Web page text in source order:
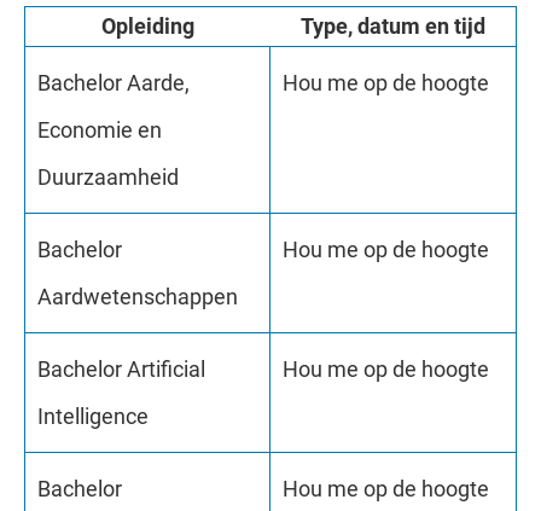
Opleiding Type, datum en tijd
Bachelor Aarde,
Economie en
Duurzaamheid
Hou me op de hoogte
Bachelor
Aardwetenschappen
Hou me op de hoogte
Bachelor Artificial
Intelligence
Hou me op de hoogte
Bachelor
Hou me op de hoogte